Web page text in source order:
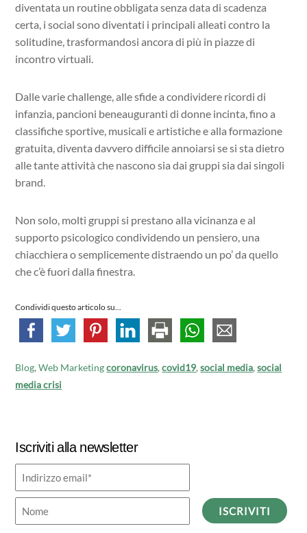
Blog,Web Marketing coronavirus,covid19,social media,social
media crisi
diventata un routine obbligata senza data di scadenza
certa, i social sono diventati i principali alleati contro la
solitudine, trasformandosi ancora di più in piazze di
incontro virtuali.
Dalle varie challenge, alle sfide a condividere ricordi di
infanzia, pancioni beneauguranti di donne incinta, fino a
classifiche sportive, musicali e artistiche e alla formazione
gratuita, diventa davvero difficile annoiarsi se si sta dietro
alle tante attività che nascono sia dai gruppi sia dai singoli
brand.
Non solo, molti gruppi si prestano alla vicinanza e al
supporto psicologico condividendo un pensiero, una
chiacchiera o semplicemente distraendo un po’ da quello
che c’è fuori dalla finestra.
Condividi questo articolo su...
Iscriviti alla newsletter
ISCRIVITI